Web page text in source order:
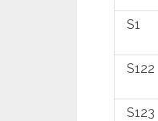
S1
S122
S123